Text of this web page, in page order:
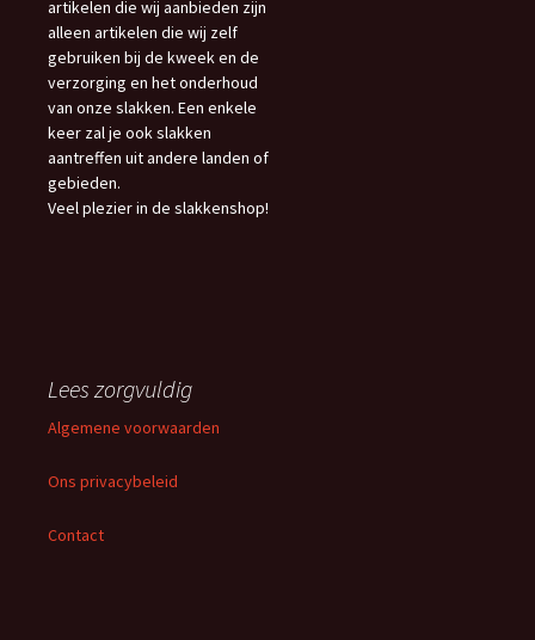
artikelen die wij aanbieden zijn
alleen artikelen die wij zelf
gebruiken bij de kweek en de
verzorging en het onderhoud
van onze slakken. Een enkele
keer zal je ook slakken
aantreffen uit andere landen of
gebieden.
Veel plezier in de slakkenshop!
Lees zorgvuldig
Algemene voorwaarden
Ons privacybeleid
Contact